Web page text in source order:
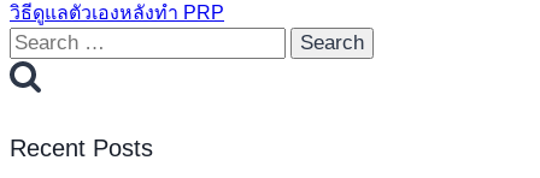
วิธีดูแลตัวเองหลังทำ PRP
Search
for:
Recent Posts